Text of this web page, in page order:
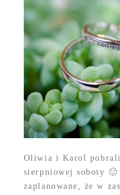
Oliwia i Karol pobrali
sierpniowej soboty
zaplanowane, że w